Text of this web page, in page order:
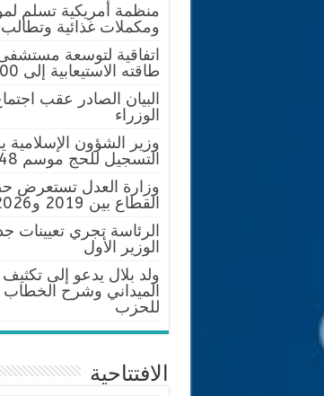
منظمة أمريكية تسلم
ومكملات غذائية وتطالب
اتفاقية لتوسعة
طاقته الاستيعابية إلى 200 سرير
البيان الصادر عقب
الوزراء
وزير الشؤون الإسلامية
التسجيل للحج موسم 1448هـ/ 2027م
وزارة العدل تستعرض
القطاع بين 2019 و2026
الرئاسة تجري تعيينات
الوزير الأول
ولد بلال يدعو إلى
الميداني وشرح
للحزب
الافتتاحية